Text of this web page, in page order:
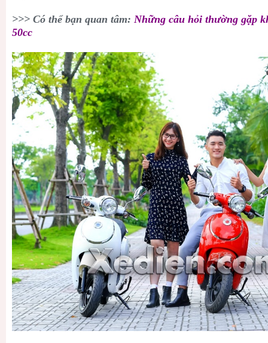
>>> Có thể bạn quan tâm: Những câu hỏi thường gặp
50cc